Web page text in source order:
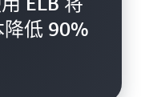
降低 90%